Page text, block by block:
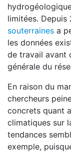
limitées. Depuis
souterraines a
les données
de travail avant
générale du
En raison du
chercheurs
concrets quant
climatiques sur
tendances
exemple,